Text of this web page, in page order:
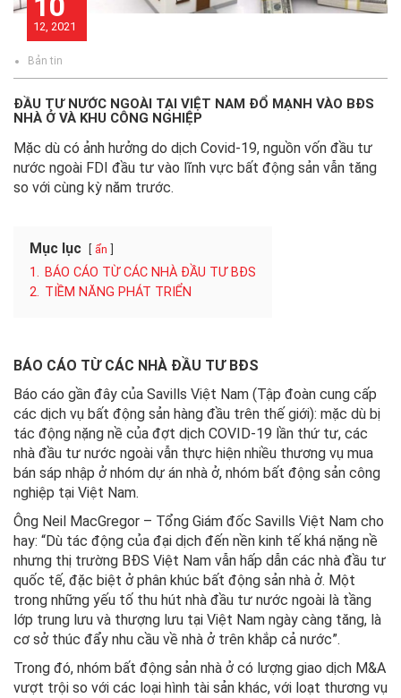
12, 2021
Bản tin
ĐẦU TƯ NƯỚC NGOÀI TẠI VIỆT NAM ĐỔ MẠNH VÀO BĐS
NHÀ Ở VÀ KHU CÔNG NGHIỆP
Mặc dù có ảnh hưởng do dịch Covid-19, nguồn vốn đầu tư
nước ngoài FDI đầu tư vào lĩnh vực bất động sản vẫn tăng
so với cùng kỳ năm trước.
Mục lục ẩn
1. BÁO CÁO TỪ CÁC NHÀ ĐẦU TƯ BĐS
2. TIỀM NĂNG PHÁT TRIỂN
BÁO CÁO TỪ CÁC NHÀ ĐẦU TƯ BĐS
Báo cáo gần đây của Savills Việt Nam (Tập đoàn cung cấp
các dịch vụ bất động sản hàng đầu trên thế giới): mặc dù bị
tác động nặng nề của đợt dịch COVID-19 lần thứ tư, các
nhà đầu tư nước ngoài vẫn thực hiện nhiều thương vụ mua
bán sáp nhập ở nhóm dự án nhà ở, nhóm bất động sản công
nghiệp tại Việt Nam.
Ông Neil MacGregor – Tổng Giám đốc Savills Việt Nam cho
hay: “Dù tác động của đại dịch đến nền kinh tế khá nặng nề
nhưng thị trường BĐS Việt Nam vẫn hấp dẫn các nhà đầu tư
quốc tế, đặc biệt ở phân khúc bất động sản nhà ở. Một
trong những yếu tố thu hút nhà đầu tư nước ngoài là tầng
lớp trung lưu và thượng lưu tại Việt Nam ngày càng tăng, là
cơ sở thúc đẩy nhu cầu về nhà ở trên khắp cả nước”.
Trong đó, nhóm bất động sản nhà ở có lượng giao dịch M&A
vượt trội so với các loại hình tài sản khác, với loạt thương vụ